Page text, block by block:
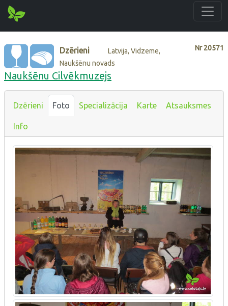
Nr20571
Dzērieni
Latvija, Vidzeme,
Naukšēnu novads
Naukšēnu Cilvēkmuzejs
Dzērieni Foto Specializācija Karte Atsauksmes
Info